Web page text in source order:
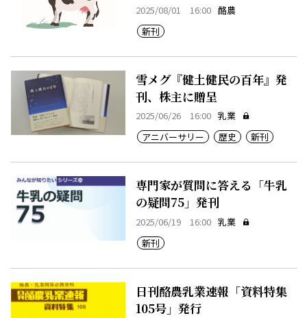
2025/08/01 16:00 酪農
新刊
雪メグ『健土健民の百年』発
刊、株主に贈呈
2025/06/26 16:00 乳業
アニバーサリー
歴史 新刊
専門家が質問に答える「牛乳
の疑問75」発刊
2025/06/19 16:00 乳業
新刊
日刊酪農乳業速報「資料特集
105号」発行